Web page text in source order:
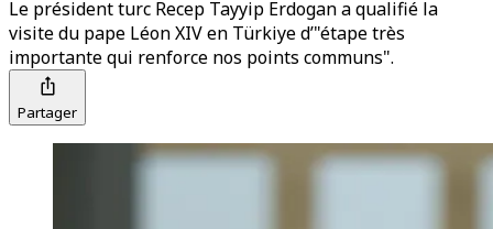
Le président turc Recep Tayyip Erdogan a qualifié la
visite du pape Léon XIV en Türkiye d’"étape très
importante qui renforce nos points communs".
Partager